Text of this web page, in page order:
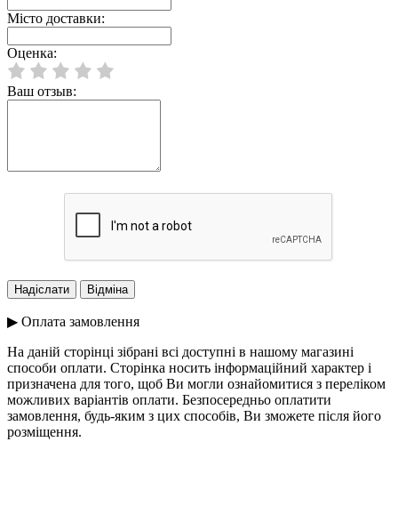
Місто доставки:
Оценка:
Ваш отзыв:
▶ Оплата замовлення
На даній сторінці зібрані всі доступні в нашому магазині
способи оплати. Сторінка носить інформаційний характер і
призначена для того, щоб Ви могли ознайомитися з переліком
можливих варіантів оплати. Безпосередньо оплатити
замовлення, будь-яким з цих способів, Ви зможете після його
розміщення.